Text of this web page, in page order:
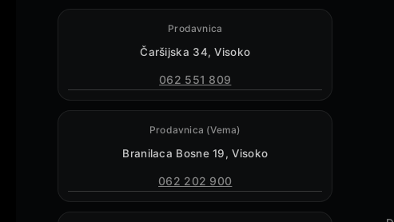
Prodavnica
Čaršijska 34, Visoko
062 551 809
Prodavnica (Vema)
Branilaca Bosne 19, Visoko
062 202 900